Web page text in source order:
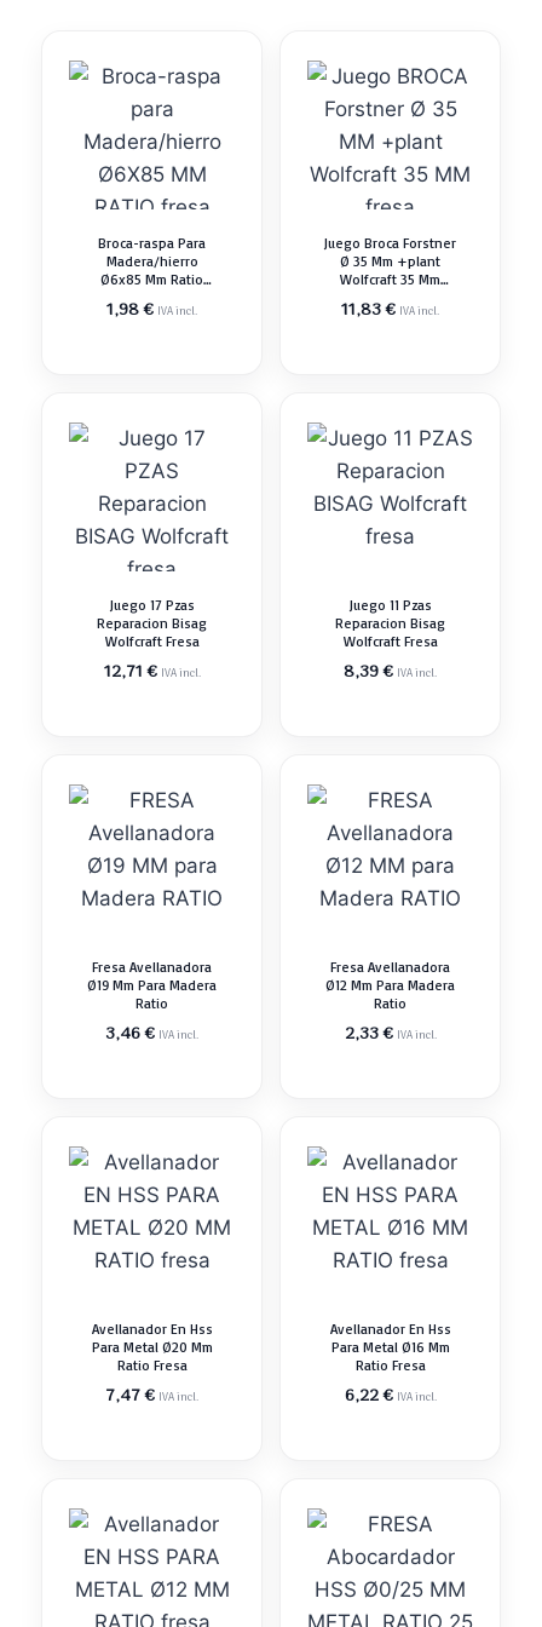
Broca-raspa Para
Madera/hierro
Ø6x85 Mm Ratio
1,98€ IVA incl.
Juego Broca Forstner
Ø 35 Mm +plant
Wolfcraft 35 Mm
11,83€ IVA incl.
Juego 17 Pzas
Reparacion Bisag
Wolfcraft Fresa
12,71€ IVA incl.
Juego 11 Pzas
Reparacion Bisag
Wolfcraft Fresa
8,39€ IVA incl.
Fresa Avellanadora
Ø19 Mm Para Madera
Ratio
3,46€ IVA incl.
Fresa Avellanadora
Ø12 Mm Para Madera
Ratio
2,33€ IVA incl.
Avellanador En Hss
Para Metal Ø20 Mm
Ratio Fresa
7,47€ IVA incl.
Avellanador En Hss
Para Metal Ø16 Mm
Ratio Fresa
6,22€ IVA incl.